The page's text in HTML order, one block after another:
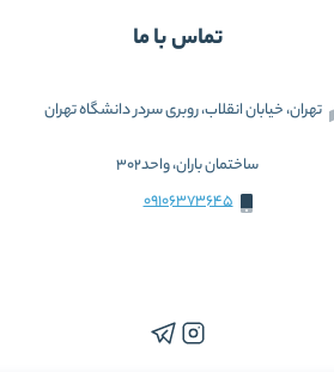
تماس با ما
تهران، خیابان انقلاب، روبری سردر دانشگاه تهران
ساختمان باران، واحد302
09106373645